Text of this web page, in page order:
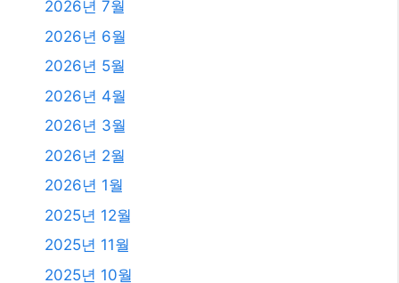
2025년 10월
2025년 9월
2025년 8월
2025년 7월
2025년 6월
2025년 4월
2025년 3월
2025년 2월
2025년 1월